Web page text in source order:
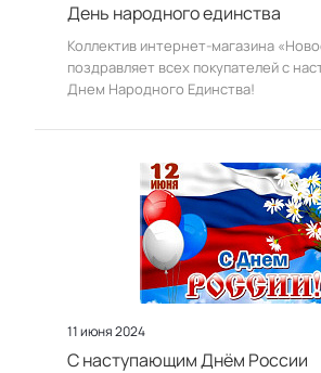
День народного единства
Коллектив интернет-магазина
поздравляет всех покупателей с
Днем Народного Единства!
11 июня 2024
С наступающим Днём России